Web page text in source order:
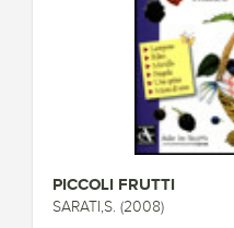
PICCOLI FRUTTI
SARATI,S. (2008)